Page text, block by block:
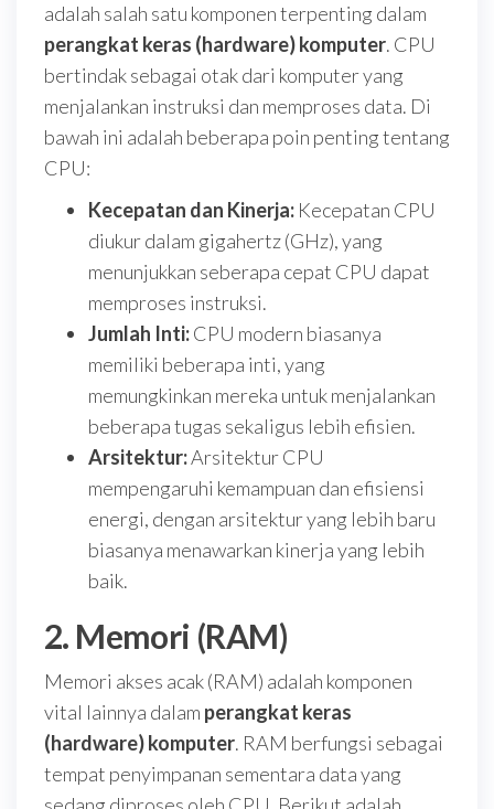
adalah salah satu komponen terpenting dalam
perangkat keras (hardware) komputer. CPU
bertindak sebagai otak dari komputer yang
menjalankan instruksi dan memproses data. Di
bawah ini adalah beberapa poin penting tentang
CPU:
Kecepatan dan Kinerja: Kecepatan CPU
diukur dalam gigahertz (GHz), yang
menunjukkan seberapa cepat CPU dapat
memproses instruksi.
Jumlah Inti:CPU modern biasanya
memiliki beberapa inti, yang
memungkinkan mereka untuk menjalankan
beberapa tugas sekaligus lebih efisien.
Arsitektur:Arsitektur CPU
mempengaruhi kemampuan dan efisiensi
energi, dengan arsitektur yang lebih baru
biasanya menawarkan kinerja yang lebih
baik.
2. Memori (RAM)
Memori akses acak (RAM) adalah komponen
vital lainnya dalam perangkat keras
(hardware) komputer. RAM berfungsi sebagai
tempat penyimpanan sementara data yang